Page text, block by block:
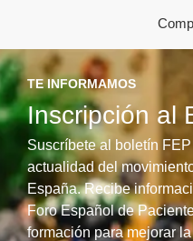
TE INFORMAMOS
Inscripción al
Suscríbete al boletín
actualidad del
España. Recibe
Foro Español de
formación para mejorar